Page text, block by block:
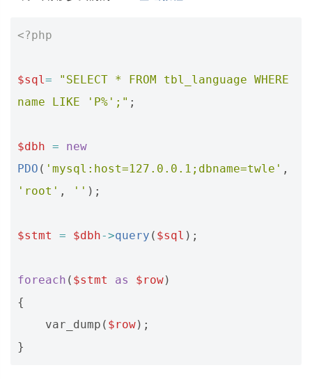
<?php
$sql=
"SELECT * FROM tbl_language WHERE
name LIKE 'P%';" ;
$dbh =
new
PDO ( 'mysql:host=127.0.0.1;dbname=twle' ,
'root' , '' );
$stmt = $dbh->query ( $sql );
foreach ( $stmt as $row)
{
var_dump ( $row);
}